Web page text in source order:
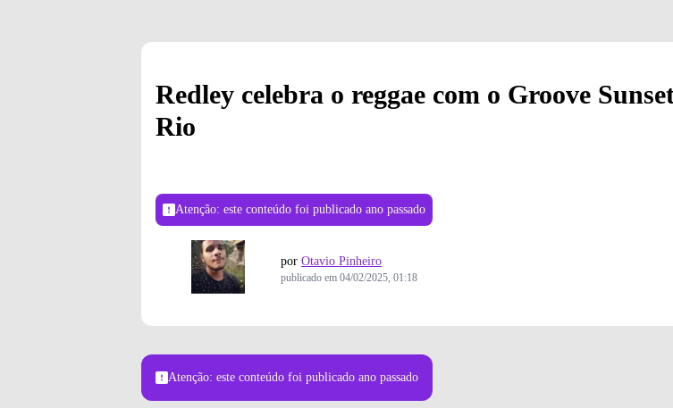
Redley celebra o reggae com o Groove
Rio
Atenção: este conteúdo foi publicado ano passado
por Otavio Pinheiro
publicado em 04/02/2025, 01:18
Atenção: este conteúdo foi publicado ano passado